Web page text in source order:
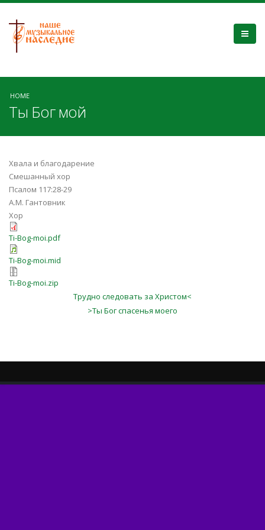
HOME
Ты Бог мой
Хвала и благодарение
Смешанный хор
Псалом 117:28-29
А.М. Гантовник
Хор
Ti-Bog-moi.pdf
Ti-Bog-moi.mid
Ti-Bog-moi.zip
Трудно следовать за Христом<
>Ты Бог спасенья моего